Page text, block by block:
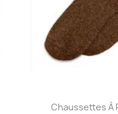

Chaussettes À